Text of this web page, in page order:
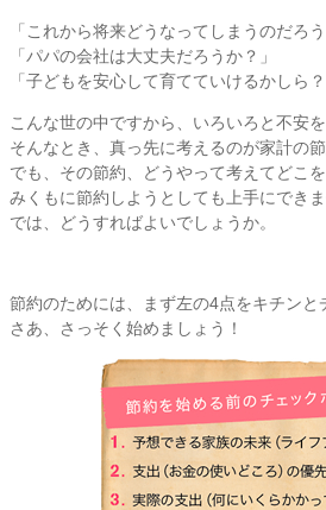
「これから将来どうなってしまうのだろう
「パパの会社は大丈夫だろうか？」
「子どもを安心して育てていけるかしら？
こんな世の中ですから、いろいろと不安
そんなとき、真っ先に考えるのが家計の
でも、その節約、どうやって考えてどこ
みくもに節約しようとしても上手にできま
では、どうすればよいでしょうか。
節約のためには、まず左の4点をキチンと
さあ、さっそく始めましょう！